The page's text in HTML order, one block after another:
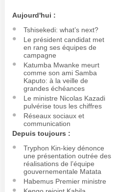
Aujourd'hui :
Tshisekedi: what’s next?
Le président candidat met
en rang ses équipes de
campagne
Katumba Mwanke meurt
comme son ami Samba
Kaputo: à la veille de
grandes échéances
Le ministre Nicolas Kazadi
pulvérise tous les chiffres
Réseaux sociaux et
communication
Depuis toujours :
Tryphon Kin-kiey dénonce
une présentation outrée des
réalisations de l’équipe
gouvernementale Matata
Habemus Premier ministre